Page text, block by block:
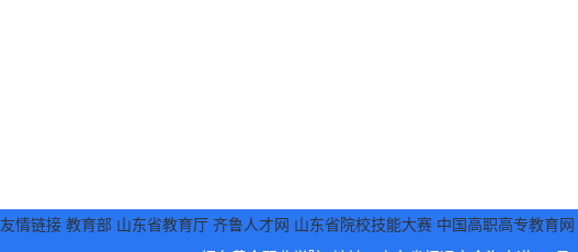
友情链接 教育部 山东省教育厅 齐鲁人才网 山东省院校技能大赛 中国高职高专教育网